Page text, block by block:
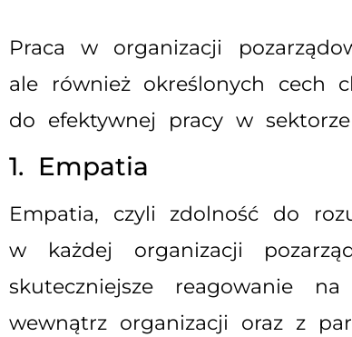
Praca w organizacji
ale również określonych cech
do efektywnej pracy w sektorze
1. Empatia
Empatia, czyli zdolność do
w każdej organizacji
skuteczniejsze reagowanie
wewnątrz organizacji oraz z